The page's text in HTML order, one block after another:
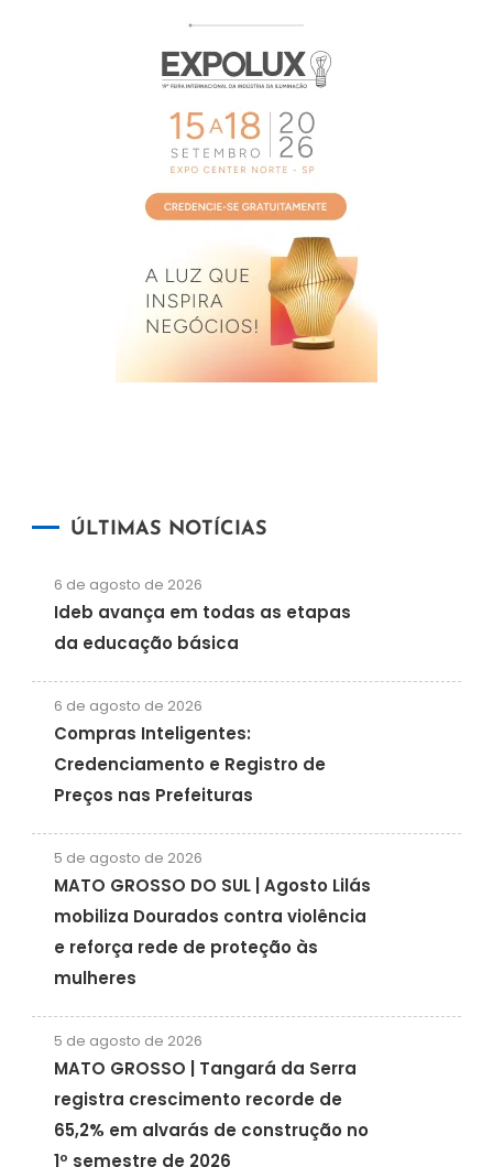
ÚLTIMAS NOTÍCIAS
6 de agosto de 2026
Ideb avança em todas as etapas
da educação básica
6 de agosto de 2026
Compras Inteligentes:
Credenciamento e Registro de
Preços nas Prefeituras
5 de agosto de 2026
MATO GROSSO DO SUL | Agosto Lilás
mobiliza Dourados contra violência
e reforça rede de proteção às
mulheres
5 de agosto de 2026
MATO GROSSO | Tangará da Serra
registra crescimento recorde de
65,2% em alvarás de construção no
1º semestre de 2026